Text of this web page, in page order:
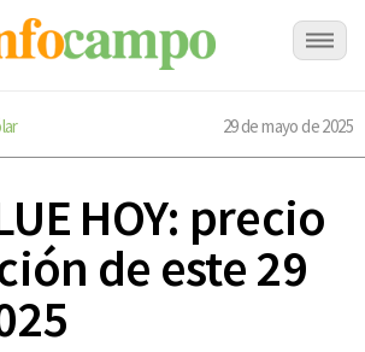
29 de mayo de 2025
HOY: precio
de este 29